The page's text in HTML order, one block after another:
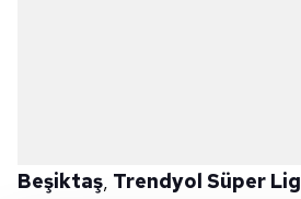
Beşiktaş, Trendyol Süper Lig